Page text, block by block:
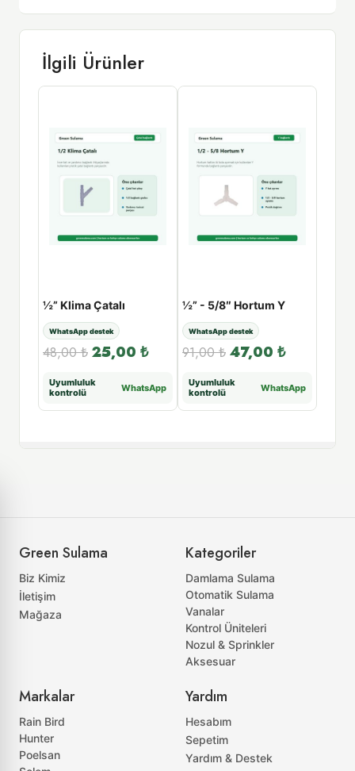
İlgili Ürünler
½” Klima Çatalı
WhatsApp destek
48,00₺ 25,00 ₺
Uyumluluk
kontrolü
WhatsApp
½” - 5/8″ Hortum Y
WhatsApp destek
91,00₺ 47,00 ₺
Uyumluluk
kontrolü
WhatsApp
Green Sulama
Biz Kimiz
İletişim
Mağaza
Kategoriler
Damlama Sulama
Otomatik Sulama
Vanalar
Kontrol Üniteleri
Nozul & Sprinkler
Aksesuar
Markalar
Rain Bird
Hunter
Poelsan
Yardım
Hesabım
Sepetim
Yardım & Destek